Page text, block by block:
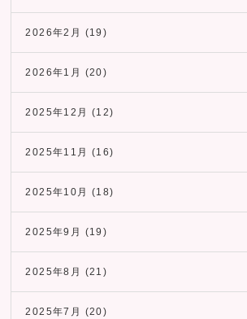
2026年2月 (19)
2026年1月 (20)
2025年12月 (12)
2025年11月 (16)
2025年10月 (18)
2025年9月 (19)
2025年8月 (21)
2025年7月 (20)